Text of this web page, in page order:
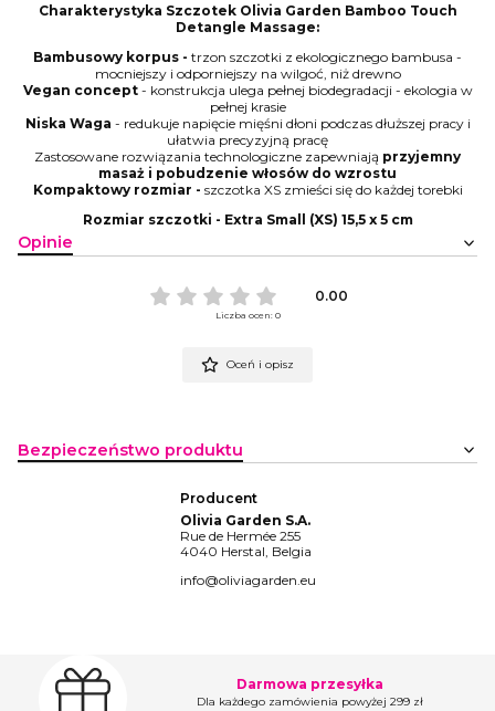
Charakterystyka Szczotek Olivia Garden Bamboo Touch
Detangle Massage:
Bambusowy korpus - trzon szczotki z ekologicznego bambusa -
mocniejszy i odporniejszy na wilgoć, niż drewno
Vegan concept- konstrukcja ulega pełnej biodegradacji - ekologia w
pełnej krasie
Niska Waga - redukuje napięcie mięśni dłoni podczas dłuższej pracy i
ułatwia precyzyjną pracę
Zastosowane rozwiązania technologiczne zapewniają przyjemny
masaż i pobudzenie włosów do wzrostu
Kompaktowy rozmiar - szczotka XS zmieści się do każdej torebki
Rozmiar szczotki - Extra Small (XS) 15,5 x 5 cm
Opinie
0.00
Liczba ocen: 0
Oceń i opisz
Bezpieczeństwo produktu
Producent
Olivia Garden S.A.
Rue de Hermée 255
4040 Herstal, Belgia
info@oliviagarden.eu
Darmowa przesyłka
Dla każdego zamówienia powyżej 299 zł